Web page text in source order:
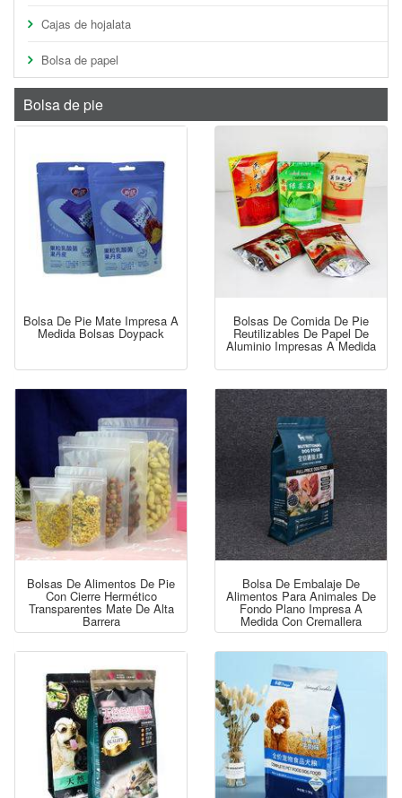
Cajas de hojalata
Bolsa de papel
Bolsa de pie
Bolsa De Pie Mate Impresa A
Medida Bolsas Doypack
Bolsas De Comida De Pie
Reutilizables De Papel De
Aluminio Impresas A Medida
Bolsas De Alimentos De Pie
Con Cierre Hermético
Transparentes Mate De Alta
Barrera
Bolsa De Embalaje De
Alimentos Para Animales De
Fondo Plano Impresa A
Medida Con Cremallera